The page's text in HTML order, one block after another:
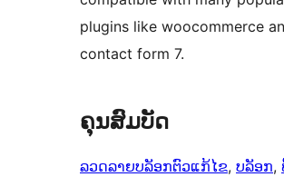
plugins like woocommerce
contact form 7.
ຄຸນສົມບັດ
ລວດລາຍບລັອກຕົວແກ້ໄຂ, ບລັອກ,